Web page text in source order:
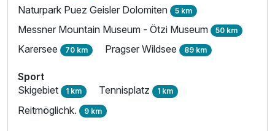
Naturpark Puez Geisler Dolomiten 5 km
Messner Mountain Museum - Ötzi Museum 50 km
Karersee 70 km Pragser Wildsee 89 km
Sport
Skigebiet 1 km Tennisplatz 1 km
Reitmöglichk. 9 km